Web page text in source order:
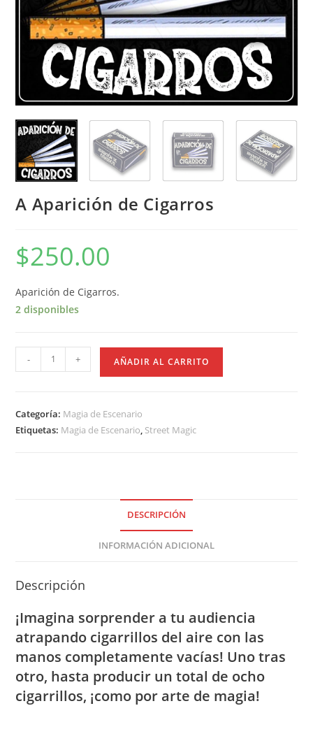
A Aparición de Cigarros
$250.00
Aparición de Cigarros.
2 disponibles
Aparición
Cigarros
cantidad
- + AÑADIR AL CARRITO
Categoría: Magia de Escenario
Etiquetas: Magia de Escenario, Street Magic
DESCRIPCIÓN
INFORMACIÓN ADICIONAL
Descripción
¡Imagina sorprender a tu audiencia
atrapando cigarrillos del aire con las
manos completamente vacías! Uno tras
otro, hasta producir un total de ocho
cigarrillos, ¡como por arte de magia!